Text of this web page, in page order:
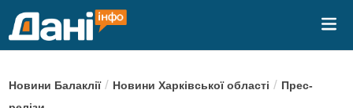
P
Новини Балаклії/ Новини Харківської області / Прес-